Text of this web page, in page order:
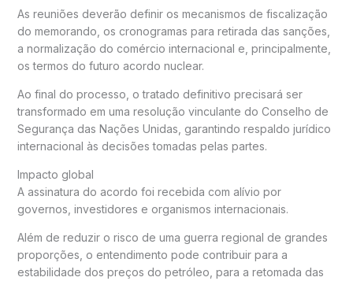
As reuniões deverão definir os mecanismos de fiscalização
do memorando, os cronogramas para retirada das sanções,
a normalização do comércio internacional e, principalmente,
os termos do futuro acordo nuclear.
Ao final do processo, o tratado definitivo precisará ser
transformado em uma resolução vinculante do Conselho de
Segurança das Nações Unidas, garantindo respaldo jurídico
internacional às decisões tomadas pelas partes.
Impacto global
A assinatura do acordo foi recebida com alívio por
governos, investidores e organismos internacionais.
Além de reduzir o risco de uma guerra regional de grandes
proporções, o entendimento pode contribuir para a
estabilidade dos preços do petróleo, para a retomada das